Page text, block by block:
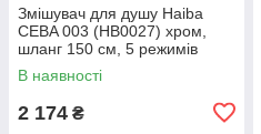
Змішувач для душу Haiba
CEBA 003 (HB0027) хром,
шланг 150 см, 5 режимів
лійки (HB0027)
В наявності
2 174 ₴